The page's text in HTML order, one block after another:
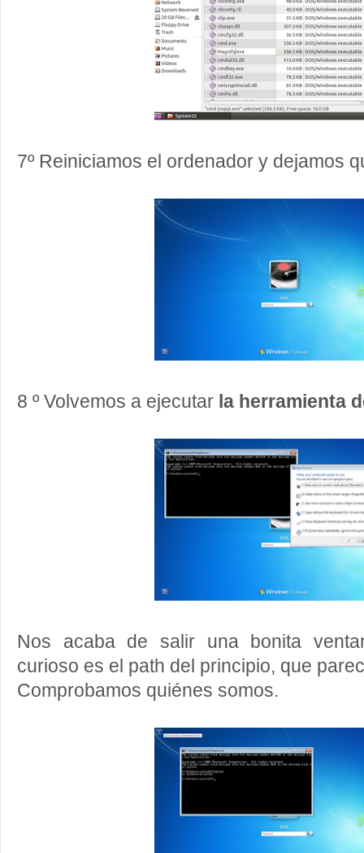
7º Reiniciamos el ordenador y dejamos
8 º Volvemos a ejecutar la herramienta
Nos acaba de salir una bonita
curioso es el path del principio, que
Comprobamos quiénes somos.